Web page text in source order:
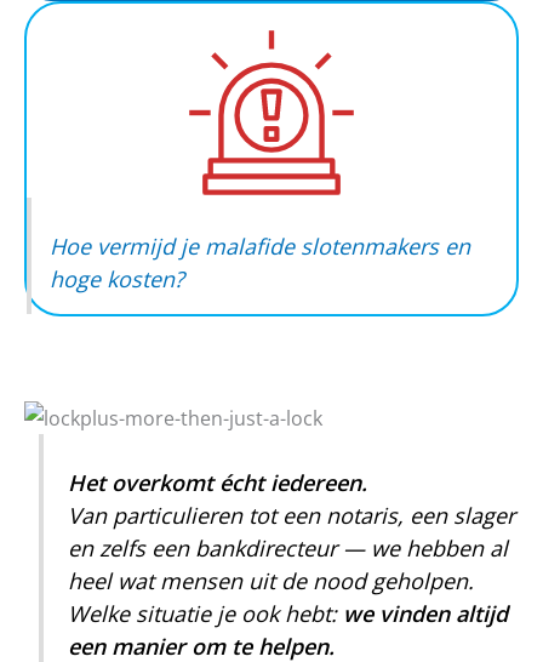
Hoe vermijd je malafide slotenmakers en
hoge kosten?
Het overkomt écht iedereen.
Van particulieren tot een notaris, een slager
en zelfs een bankdirecteur — we hebben al
heel wat mensen uit de nood geholpen.
Welke situatie je ook hebt: we vinden altijd
een manier om te helpen.